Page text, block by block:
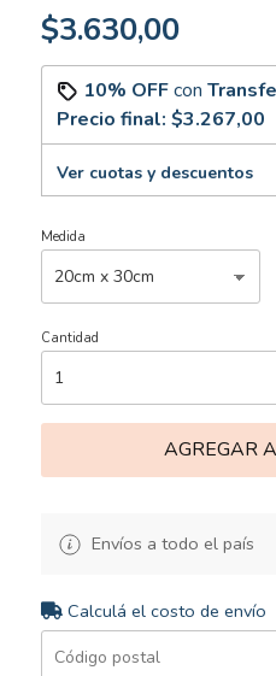
$3.630,00
10% OFFcon
Precio final: $3.267,00
Ver cuotas y descuentos
Medida
Cantidad
AGREGAR
Envíos a todo el país
Calculá el costo de envío